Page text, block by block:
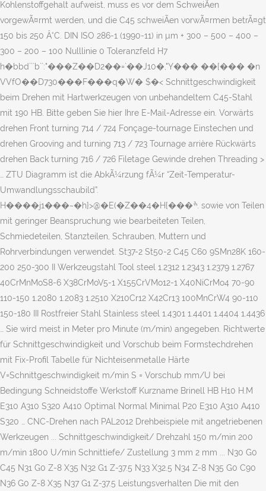
Kohlenstoffgehalt aufweist, muss es vor dem SchweiÃen
vorgewÃ¤rmt werden, und die C45 schweiÃen vorwÃ¤rmen betrÃ¤gt
150 bis 250 Â°C. DIN ISO 286-1 (1990-11) in µm + 300 – 500 – 400 –
300 – 200 – 100 Nulllinie 0 Toleranzfeld H7
h�bbd```b``:"���Z��D2��=`��J10�,"Y��� ��[��� �n
VVfO��D730���F���q�W� $�< Schnittgeschwindigkeit
beim Drehen mit Hartwerkzeugen von unbehandeltem C45-Stahl
mit 190 HB. Bitte geben Sie hier Ihre E-Mail-Adresse ein. Vorwärts
drehen Front turning 714 / 724 Fonçage-tournage Einstechen und
drehen Grooving and turning 713 / 723 Tournage arrière Rückwärts
drehen Back turning 716 / 726 Filetage Gewinde drehen Threading >
… ZTU Diagramm ist die AbkÃ¼rzung fÃ¼r “Zeit-Temperatur-
Umwandlungsschaubild”.
H����j1���~�h}>@�E(�Z��4�H{���ׯ. sowie von Teilen
mit geringer Beanspruchung wie bearbeiteten Teilen,
Schmiedeteilen, Stanzteilen, Schrauben, Muttern und
Rohrverbindungen verwendet. St37-2 St50-2 C45 C60 9SMn28K 160-
200 250-300 II Werkzeugstahl Tool steel 1.2312 1.2343 1.2379 1.2767
40CrMnMoS8-6 X38CrMoV5-1 X155CrVMo12-1 X40NiCrMo4 70-90
110-150 1.2080 1.2083 1.2510 X210Cr12 X42Cr13 100MnCrW4 90-110
150-180 III Rostfreier Stahl Stainless steel 1.4301 1.4401 1.4404 1.4436
… Sie wird meist in Meter pro Minute (m/min) angegeben. Richtwerte
für Schnittgeschwindigkeit und Vorschub beim Formstechdrehen
mit Fix-Profil Tabelle für Nichteisenmetalle Härte
V=Schnittgeschwindigkeit m/min S = Vorschub mm/U bei
Bedingung Schneidstoffe Werkstoff Kurzname Brinell HB H10 H.M
E310 A310 S320 A410 Optimal Normal Minimal P20 E310 A310 A410
S320 … CNC-Drehen nach PAL2012 Drehbeispiele mit angetriebenen
Werkzeugen ... Schnittgeschwindigkeit/ Drehzahl 150 m/min 200
m/min 1800 U/min Schnittiefe/ Zustellung 3 mm 2 mm ... N30 G0
C45 N31 G0 Z-8 X35 N32 G1 Z-37.5 N33 X32.5 N34 Z-8 N35 G0 C90
N36 G0 Z-8 X35 N37 G1 Z-37.5 Leistungsverhalten Die mit den